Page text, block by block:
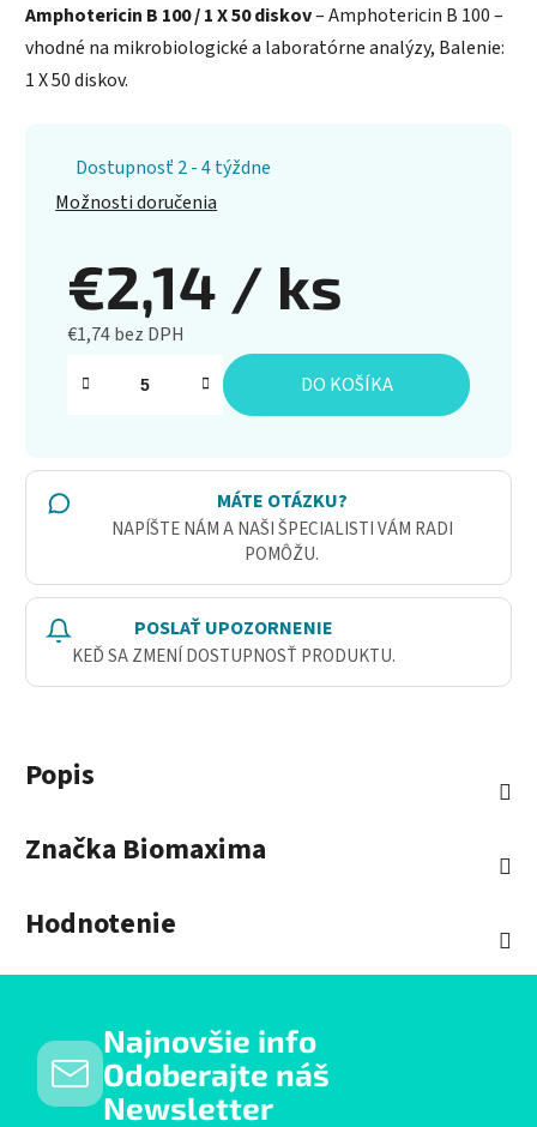
Amphotericin B 100 / 1 X 50 diskov– Amphotericin B 100 –
vhodné na mikrobiologické a laboratórne analýzy, Balenie:
1 X 50 diskov.
Dostupnosť 2 - 4 týždne
Možnosti doručenia
€2,14 / ks
€1,74 bez DPH
Jednotková cena:
DO KOŠÍKA
MÁTE OTÁZKU?
NAPÍŠTE NÁM A NAŠI ŠPECIALISTI VÁM RADI
POMÔŽU.
POSLAŤ UPOZORNENIE
KEĎ SA ZMENÍ DOSTUPNOSŤ PRODUKTU.
Popis
Značka Biomaxima
Hodnotenie
Najnovšie info
Odoberajte náš
Newsletter